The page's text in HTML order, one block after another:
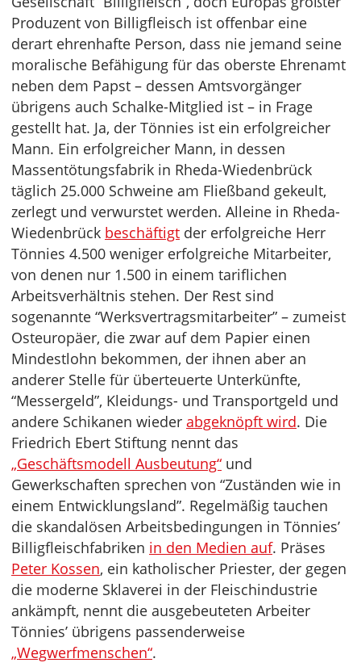
Produzent von Billigfleisch ist offenbar eine
derart ehrenhafte Person, dass nie jemand seine
moralische Befähigung für das oberste Ehrenamt
neben dem Papst – dessen Amtsvorgänger
übrigens auch Schalke-Mitglied ist – in Frage
gestellt hat. Ja, der Tönnies ist ein erfolgreicher
Mann. Ein erfolgreicher Mann, in dessen
Massentötungsfabrik in Rheda-Wiedenbrück
täglich 25.000 Schweine am Fließband gekeult,
zerlegt und verwurstet werden. Alleine in Rheda-
Wiedenbrück beschäftigt der erfolgreiche Herr
Tönnies 4.500 weniger erfolgreiche Mitarbeiter,
von denen nur 1.500 in einem tariflichen
Arbeitsverhältnis stehen. Der Rest sind
sogenannte “Werksvertragsmitarbeiter” – zumeist
Osteuropäer, die zwar auf dem Papier einen
Mindestlohn bekommen, der ihnen aber an
anderer Stelle für überteuerte Unterkünfte,
“Messergeld”, Kleidungs- und Transportgeld und
andere Schikanen wieder abgeknöpft wird. Die
Friedrich Ebert Stiftung nennt das
„Geschäftsmodell Ausbeutung“ und
Gewerkschaften sprechen von “Zuständen wie in
einem Entwicklungsland”. Regelmäßig tauchen
die skandalösen Arbeitsbedingungen in Tönnies’
Billigfleischfabriken in den Medien auf. Präses
Peter Kossen, ein katholischer Priester, der gegen
die moderne Sklaverei in der Fleischindustrie
ankämpft, nennt die ausgebeuteten Arbeiter
Tönnies’ übrigens passenderweise
„Wegwerfmenschen“.